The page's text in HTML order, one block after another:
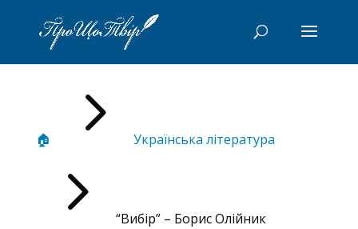
🏠 5 Українська література
5 “Вибір” – Борис Олійник